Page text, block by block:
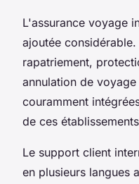
L'assurance voyage
ajoutée
rapatriement,
annulation de
couramment
de ces
Le support client
en plusieurs langues